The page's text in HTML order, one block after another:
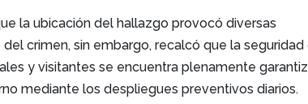
la ubicación del hallazgo provocó diversas
crimen, sin embargo, recalcó que la seguridad
y visitantes se encuentra plenamente
mediante los despliegues preventivos diarios.